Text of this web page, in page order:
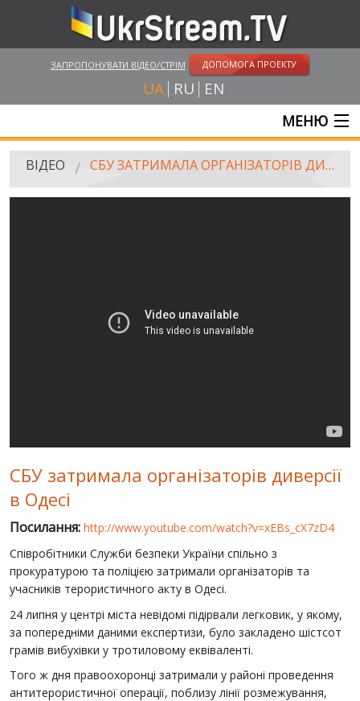
ЗАПРОПОНУВАТИ ВІДЕО/СТРІМ ДОПОМОГА ПРОЕКТУ
UA RU EN
МЕНЮ
ГОЛОВНА
"WINTER ON FIRE"
ХРОНОЛОГІЯ ЄВРОМАЙДАНУ
ВІДЕО СБУ ЗАТРИМАЛА ОРГАНІЗАТОРІВ ДИВЕРСІЇ В ОДЕСІ
СБУ затримала організаторів диверсії
в Одесі
Посилання: http://www.youtube.com/watch?v=xEBs_cX7zD4
Співробітники Служби безпеки України спільно з
прокуратурою та поліцією затримали організаторів та
учасників терористичного акту в Одесі.
24 липня у центрі міста невідомі підірвали легковик, у якому,
за попередніми даними експертизи, було закладено шістсот
грамів вибухівки у тротиловому еквіваленті.
Того ж дня правоохоронці затримали у районі проведення
антитерористичної операції, поблизу лінії розмежування,